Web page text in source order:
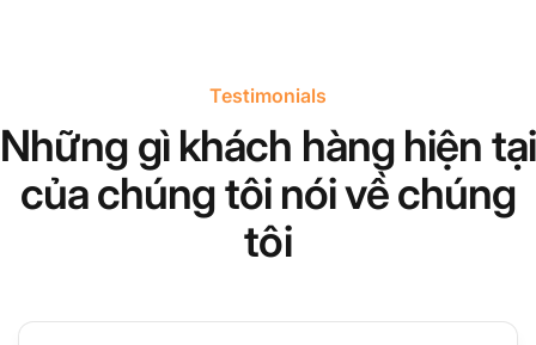
Testimonials
Những gì khách hàng hiện tại
của chúng tôi nói về chúng
tôi